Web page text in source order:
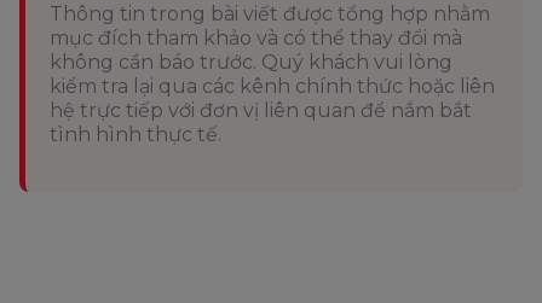
Thông tin trong bài viết được tổng hợp nhằm
mục đích tham khảo và có thể thay đổi mà
không cần báo trước. Quý khách vui lòng
kiểm tra lại qua các kênh chính thức hoặc liên
hệ trực tiếp với đơn vị liên quan để nắm bắt
tình hình thực tế.